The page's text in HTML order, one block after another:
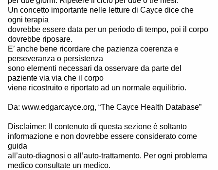
Un concetto importante nelle letture di Cayce dice che
ogni terapia
dovrebbe essere data per un periodo di tempo, poi il corpo
dovrebbe riposare.
E’ anche bene ricordare che pazienza coerenza e
perseveranza o persistenza
sono elementi necessari da osservare da parte del
paziente via via che il corpo
viene ricostruito e riportato ad un normale equilibrio.
Da: www.edgarcayce.org, “The Cayce Health Database”
Disclaimer: Il contenuto di questa sezione è soltanto
informazione e non dovrebbe essere considerato come
guida
all’auto-diagnosi o all’auto-trattamento. Per ogni problema
medico consultate un medico.